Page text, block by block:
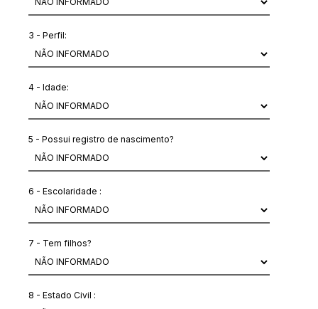
3 - Perfil:
4 - Idade:
5 - Possui registro de nascimento?
6 - Escolaridade :
7 - Tem filhos?
8 - Estado Civil :